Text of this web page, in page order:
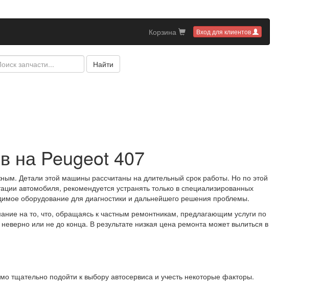
Вход для клиентов
Корзина
Найти
на Peugeot 407
Детали этой машины рассчитаны на длительный срок работы. Но по этой
автомобиля, рекомендуется устранять только в специализированных
оборудование для диагностики и дальнейшего решения проблемы.
на то, что, обращаясь к частным ремонтникам, предлагающим услуги по
или не до конца. В результате низкая цена ремонта может вылиться в
тщательно подойти к выбору автосервиса и учесть некоторые факторы.